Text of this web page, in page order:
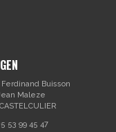
Buisson
Maleze
53 99 45 47